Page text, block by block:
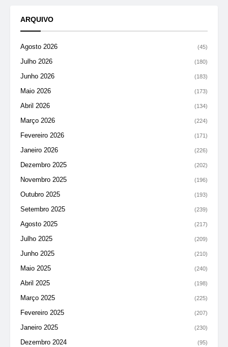
ARQUIVO
Agosto 2026 (45)
Julho 2026 (180)
Junho 2026 (183)
Maio 2026 (173)
Abril 2026 (134)
Março 2026 (224)
Fevereiro 2026 (171)
Janeiro 2026 (226)
Dezembro 2025 (202)
Novembro 2025 (196)
Outubro 2025 (193)
Setembro 2025 (239)
Agosto 2025 (217)
Julho 2025 (209)
Junho 2025 (210)
Maio 2025 (240)
Abril 2025 (198)
Março 2025 (225)
Fevereiro 2025 (207)
Janeiro 2025 (230)
Dezembro 2024 (95)